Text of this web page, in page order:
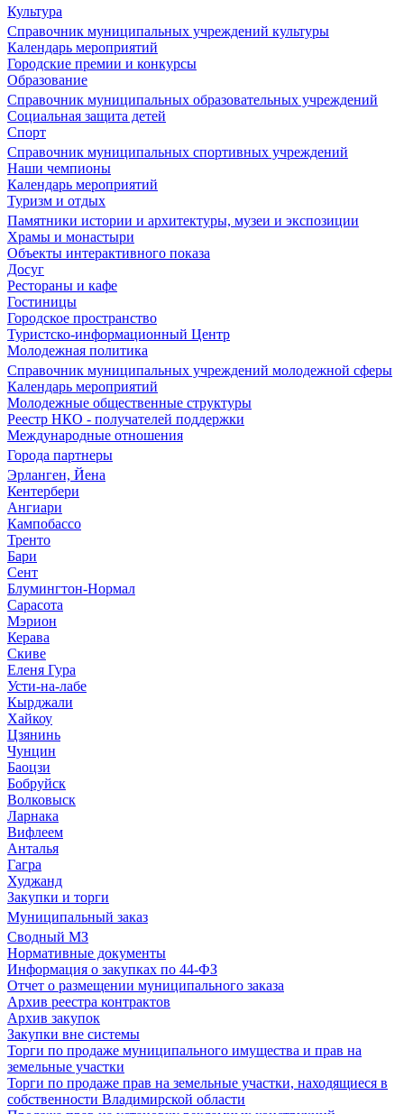
Культура
Справочник муниципальных учреждений культуры
Календарь мероприятий
Городские премии и конкурсы
Образование
Справочник муниципальных образовательных учреждений
Социальная защита детей
Спорт
Справочник муниципальных спортивных учреждений
Наши чемпионы
Календарь мероприятий
Туризм и отдых
Памятники истории и архитектуры, музеи и экспозиции
Храмы и монастыри
Объекты интерактивного показа
Досуг
Рестораны и кафе
Гостиницы
Городское пространство
Туристско-информационный Центр
Молодежная политика
Справочник муниципальных учреждений молодежной сферы
Календарь мероприятий
Молодежные общественные структуры
Реестр НКО - получателей поддержки
Международные отношения
Города партнеры
Эрланген, Йена
Кентербери
Ангиари
Кампобассо
Тренто
Бари
Сент
Блумингтон-Нормал
Сарасота
Мэрион
Керава
Скиве
Еленя Гура
Усти-на-лабе
Кырджали
Хайкоу
Цзянинь
Чунцин
Баоцзи
Бобруйск
Волковыск
Ларнака
Вифлеем
Анталья
Гагра
Худжанд
Закупки и торги
Муниципальный заказ
Сводный МЗ
Нормативные документы
Информация о закупках по 44-ФЗ
Отчет о размещении муниципального заказа
Архив реестра контрактов
Архив закупок
Закупки вне системы
Торги по продаже муниципального имущества и прав на
земельные участки
Торги по продаже прав на земельные участки, находящиеся в
собственности Владимирской области